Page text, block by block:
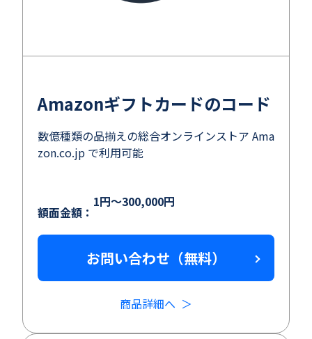
Amazonギフトカードのコード
数億種類の品揃えの総合オンラインストア Ama
zon.co.jp で利用可能
額面金額：
1円～300,000円
お問い合わせ（無料）
商品詳細へ